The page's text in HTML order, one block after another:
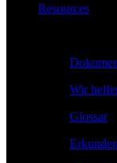
Resources
Wir
Glossar